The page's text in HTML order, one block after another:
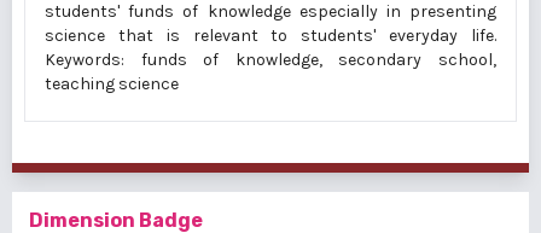
students' funds of knowledge especially in presenting
science that is relevant to students' everyday life.
Keywords: funds of knowledge, secondary school,
teaching science
Dimension Badge